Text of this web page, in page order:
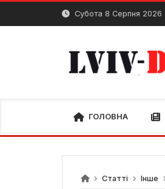
Skip
content
Субота 8 Серпня 2026
ГОЛОВНА
Статті Інше